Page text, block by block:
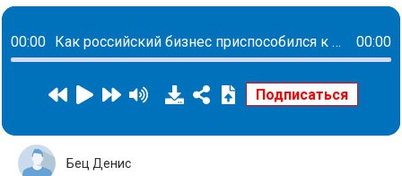
00:00 Как российский бизнес приспособился к новой экономической реальности с помощью факторинга 00:00
Бец Денис